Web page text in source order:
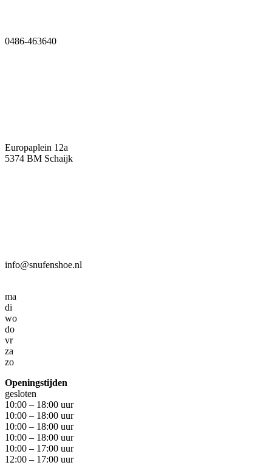
0486-463640
Europaplein 12a
5374 BM Schaijk
info@snufenshoe.nl
ma
di
wo
do
vr
za
zo
Openingstijden
gesloten
10:00 – 18:00 uur
10:00 – 18:00 uur
10:00 – 18:00 uur
10:00 – 18:00 uur
10:00 – 17:00 uur
12:00 – 17:00 uur